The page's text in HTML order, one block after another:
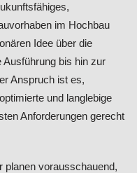
im Hochbau
Idee über die
bis hin zur
Anspruch ist es,
und langlebige
Anforderungen gerecht
planen vorausschauend,